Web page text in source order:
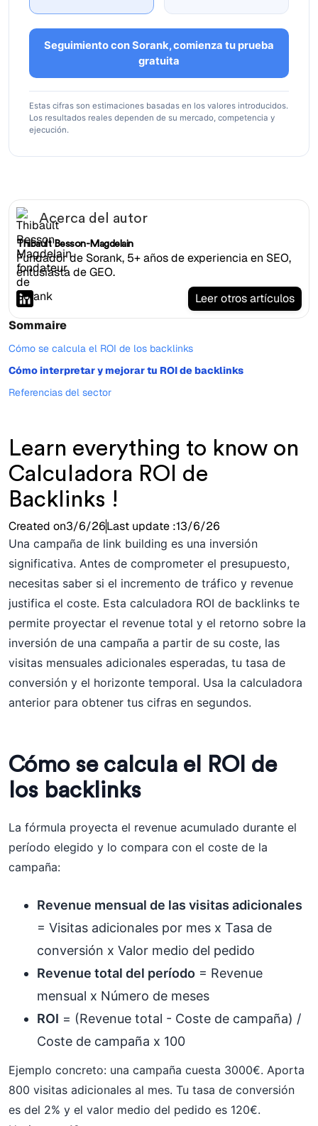
Seguimiento con Sorank, comienza tu prueba
gratuita
Estas cifras son estimaciones basadas en los valores introducidos.
Los resultados reales dependen de su mercado, competencia y
ejecución.
Acerca del autor
Thibault Besson-Magdelain
Fundador de Sorank, 5+ años de experiencia en SEO,
entusiasta de GEO.
Leer otros artículos
Sommaire
Cómo se calcula el ROI de los backlinks
Cómo interpretar y mejorar tu ROI de backlinks
Referencias del sector
Learn everything to know on
Calculadora ROI de
Backlinks !
Created on3/6/26Last update :13/6/26
Una campaña de link building es una inversión
significativa. Antes de comprometer el presupuesto,
necesitas saber si el incremento de tráfico y revenue
justifica el coste. Esta calculadora ROI de backlinks te
permite proyectar el revenue total y el retorno sobre la
inversión de una campaña a partir de su coste, las
visitas mensuales adicionales esperadas, tu tasa de
conversión y el horizonte temporal. Usa la calculadora
anterior para obtener tus cifras en segundos.
Cómo se calcula el ROI de
los backlinks
La fórmula proyecta el revenue acumulado durante el
período elegido y lo compara con el coste de la
campaña:
Revenue mensual de las visitas adicionales
= Visitas adicionales por mes x Tasa de
conversión x Valor medio del pedido
Revenue total del período = Revenue
mensual x Número de meses
ROI = (Revenue total - Coste de campaña) /
Coste de campaña x 100
Ejemplo concreto: una campaña cuesta 3000€. Aporta
800 visitas adicionales al mes. Tu tasa de conversión
es del 2% y el valor medio del pedido es 120€.